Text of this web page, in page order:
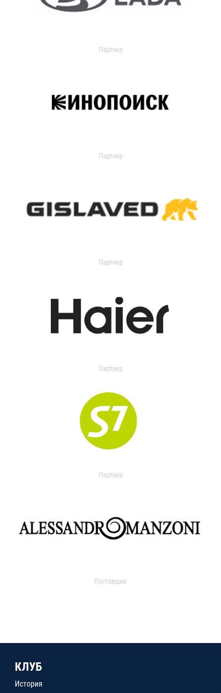
Партнер
Партнер
Партнер
Партнер
Партнер
Поставщик
КЛУБ
История